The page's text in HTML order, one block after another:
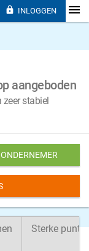
aangeboden
zeer stabiel
Sterke
 INLOGGEN